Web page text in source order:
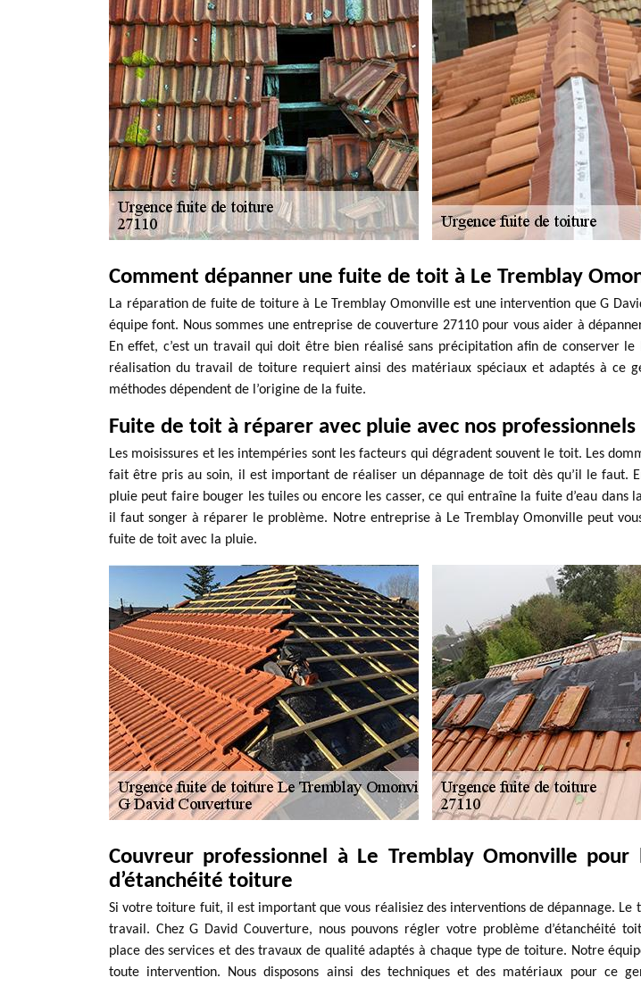
Comment dépanner une fuite de toit à Le Tremblay
La réparation de fuite de toiture à Le Tremblay Omonville est une intervention que G
équipe font. Nous sommes une entreprise de couverture 27110 pour vous aider à
En effet, c’est un travail qui doit être bien réalisé sans précipitation afin de conserver
réalisation du travail de toiture requiert ainsi des matériaux spéciaux et adaptés à ce
méthodes dépendent de l’origine de la fuite.
Fuite de toit à réparer avec pluie avec nos professionnels
Les moisissures et les intempéries sont les facteurs qui dégradent souvent le toit. Les
fait être pris au soin, il est important de réaliser un dépannage de toit dès qu’il le faut.
pluie peut faire bouger les tuiles ou encore les casser, ce qui entraîne la fuite d’eau dans
il faut songer à réparer le problème. Notre entreprise à Le Tremblay Omonville peut
fuite de toit avec la pluie.
Couvreur professionnel à Le Tremblay Omonville pour
d’étanchéité toiture
Si votre toiture fuit, il est important que vous réalisiez des interventions de dépannage. Le
travail. Chez G David Couverture, nous pouvons régler votre problème d’étanchéité
place des services et des travaux de qualité adaptés à chaque type de toiture. Notre
toute intervention. Nous disposons ainsi des techniques et des matériaux pour ce